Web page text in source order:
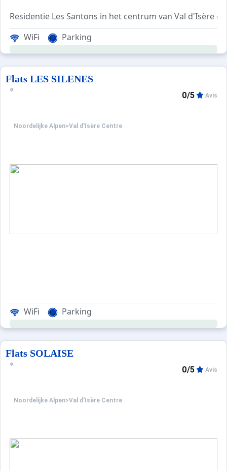
Residentie Les Santons in het centrum van Val d'Isère
Residentie zonder lift.
WiFi Parking
Flats LES SILENES
Noordelijke Alpen>Val d'Isère Centre
0/5 Avis
WiFi Parking
Flats SOLAISE
Noordelijke Alpen>Val d'Isère Centre
0/5 Avis